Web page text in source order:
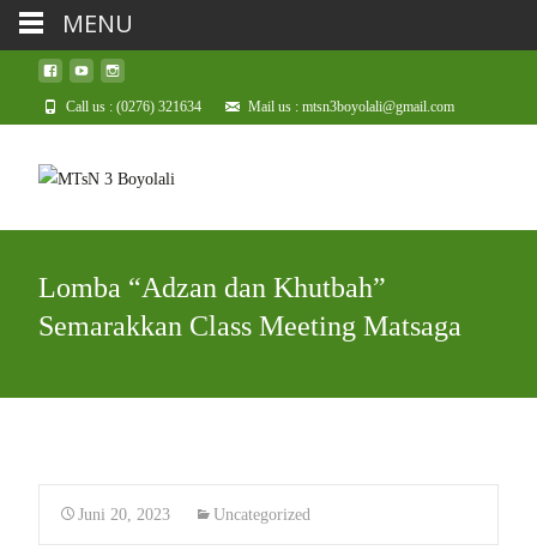
Call us : (0276) 321634 Mail us : mtsn3boyolali@gmail.com
Lomba “Adzan dan Khutbah”
Semarakkan Class Meeting Matsaga
Juni 20, 2023 Uncategorized
MENU